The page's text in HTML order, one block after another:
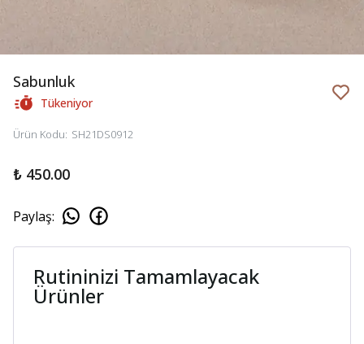
Sabunluk
Tükeniyor
Ürün Kodu: SH21DS0912
₺ 450.00
Paylaş:
Rutininizi Tamamlayacak
Ürünler